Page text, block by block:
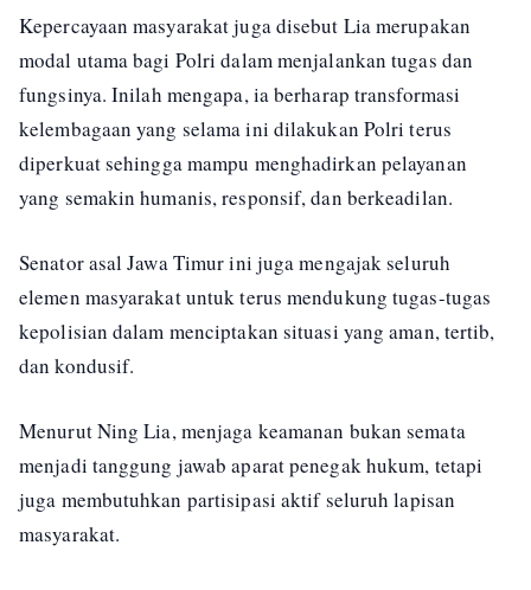
Kepercayaan masyarakat juga disebut Lia merupakan
modal utama bagi Polri dalam menjalankan tugas dan
fungsinya. Inilah mengapa, ia berharap transformasi
kelembagaan yang selama ini dilakukan Polri terus
diperkuat sehingga mampu menghadirkan pelayanan
yang semakin humanis, responsif, dan berkeadilan.
Senator asal Jawa Timur ini juga mengajak seluruh
elemen masyarakat untuk terus mendukung tugas-tugas
kepolisian dalam menciptakan situasi yang aman, tertib,
dan kondusif.
Menurut Ning Lia, menjaga keamanan bukan semata
menjadi tanggung jawab aparat penegak hukum, tetapi
juga membutuhkan partisipasi aktif seluruh lapisan
masyarakat.